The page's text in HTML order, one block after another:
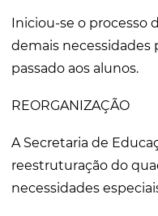
Iniciou-se o processo
demais necessidades
passado aos alunos.
REORGANIZAÇÃO
A Secretaria de
reestruturação do
necessidades